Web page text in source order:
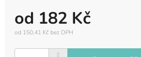
od 182 Kč
od 150,41 Kč bez DPH
cena: